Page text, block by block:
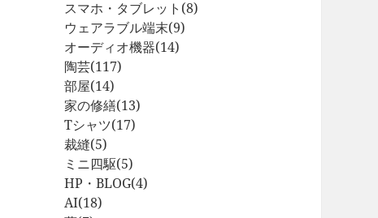
スマホ・タブレット (8)
ウェアラブル端末(9)
オーディオ機器(14)
陶芸(117)
部屋(14)
家の修繕(13)
Tシャツ(17)
裁縫(5)
ミニ四駆(5)
HP・BLOG(4)
AI(18)